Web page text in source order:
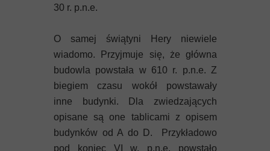
30 r. p.n.e.
O samej świątyni Hery niewiele
wiadomo. Przyjmuje się, że główna
budowla powstała w 610 r. p.n.e. Z
biegiem czasu wokół powstawały
inne budynki. Dla zwiedzających
opisane są one tablicami z opisem
budynków od A do D. Przykładowo
pod koniec VI w. p.n.e. powstało